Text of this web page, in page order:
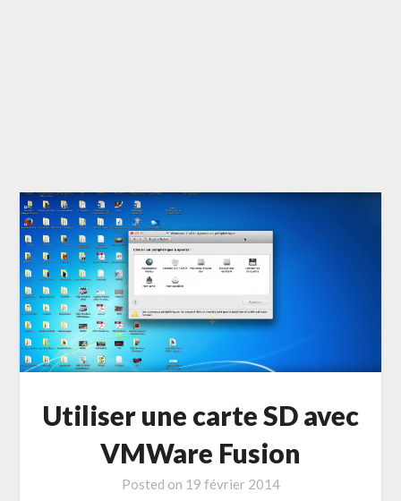
Utiliser une carte SD avec
VMWare Fusion
Posted on 19 février 2014